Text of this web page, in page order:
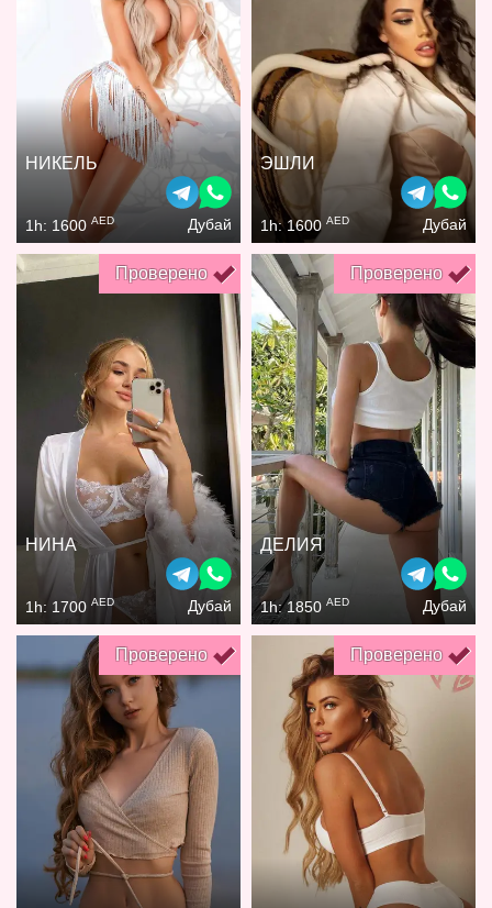
НИКЕЛЬ
1h: 1600 AED Дубай
ЭШЛИ
1h: 1600 AED Дубай
Проверено
НИНА
1h: 1700 AED Дубай
Проверено
ДЕЛИЯ
1h: 1850 AED Дубай
Проверено Проверено